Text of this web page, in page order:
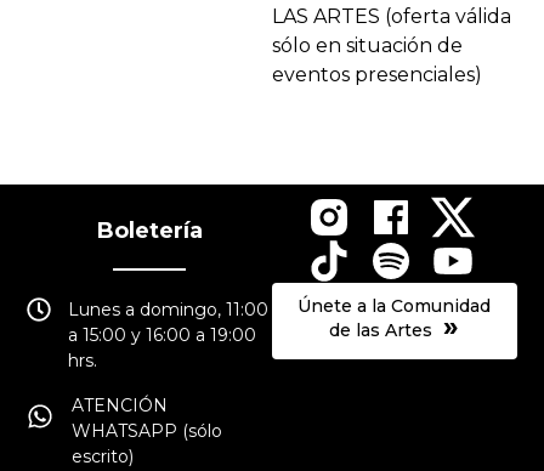
LAS ARTES (oferta válida
sólo en situación de
eventos presenciales)
Boletería
Lunes a domingo, 11:00
a 15:00 y 16:00 a 19:00
hrs.
ATENCIÓN
WHATSAPP (sólo
escrito)
Únete a la Comunidad
de las Artes »